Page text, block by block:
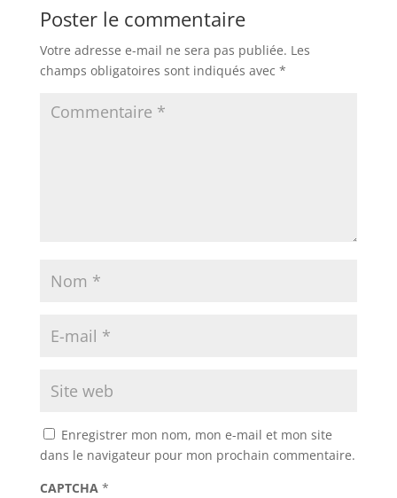
Poster le commentaire
Votre adresse e-mail ne sera pas publiée. Les
champs obligatoires sont indiqués avec *
Enregistrer mon nom, mon e-mail et mon site
dans le navigateur pour mon prochain commentaire.
CAPTCHA *